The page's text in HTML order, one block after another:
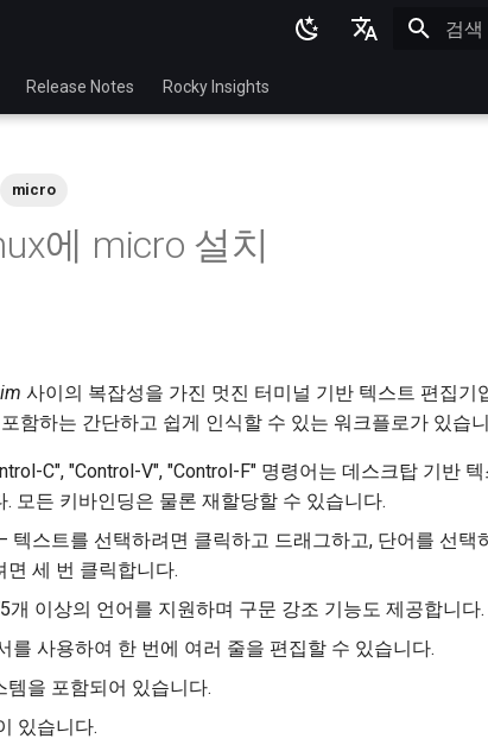
한국어
简体中文
Release Notes Rocky Insights
micro
에 micro 설치
사이의 복잡성을 가진 멋진 터미널 기반 텍스트 편집기
함하는 간단하고 쉽게 인식할 수 있는 워크플로가 있습
C", "Control-V", "Control-F" 명령어는 데스크탑 기반
. 모든 키바인딩은 물론 재할당할 수 있습니다.
텍스트를 선택하려면 클릭하고 드래그하고, 단어를 선택
면 세 번 클릭합니다.
개 이상의 언어를 지원하며 구문 강조 기능도 제공합니다.
를 사용하여 한 번에 여러 줄을 편집할 수 있습니다.
템을 포함되어 있습니다.
있습니다.